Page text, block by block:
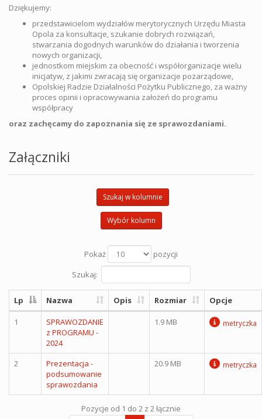
Dziękujemy:
przedstawicielom wydziałów merytorycznych Urzędu Miasta
Opola za konsultacje, szukanie dobrych rozwiązań,
stwarzania dogodnych warunków do działania i tworzenia
nowych organizacji,
jednostkom miejskim za obecność i współorganizacje wielu
inicjatyw, z jakimi zwracają się organizacje pozarządowe,
Opolskiej Radzie Działalności Pożytku Publicznego, za ważny
proces opinii i opracowywania założeń do programu
współpracy
oraz zachęcamy do zapoznania się ze sprawozdaniami.
Załączniki
Szukaj w kolumnie
Wybór kolumn
Pokaż
pozycji
Szukaj:
Lp Nazwa Opis Rozmiar Opcje
1
SPRAWOZDANIE
z PROGRAMU -
2024
1.9 MB metryczka
2
Prezentacja -
podsumowanie
sprawozdania
20.9 MB metryczka
Pozycje od 1 do 2 z 2 łącznie